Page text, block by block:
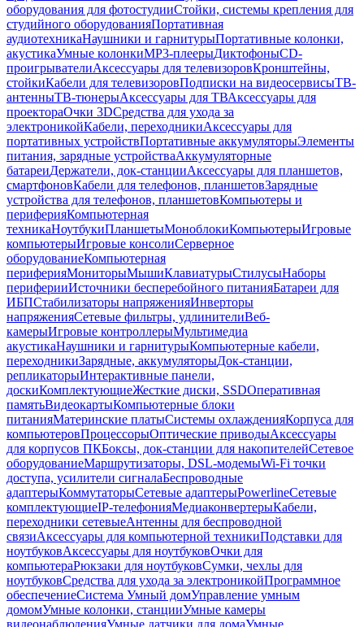
оборудования для фотостудииСтойки, системы крепления для
студийного оборудованияПортативная
аудиотехникаНаушники и гарнитурыПортативные колонки,
акустикаУмные колонкиMP3-плеерыДиктофоныCD-
проигрывателиАксессуары для телевизоровКронштейны,
стойкиКабели для телевизоровПодписки на видеосервисыТВ-
антенныТВ-тюнерыАксессуары для ТВАксессуары для
проектораОчки 3DСредства для ухода за
электроникойКабели, переходникиАксессуары для
портативных устройствПортативные аккумуляторыЭлементы
питания, зарядные устройстваАккумуляторные
батареиДержатели, док-станцииАксессуары для планшетов,
смартфоновКабели для телефонов, планшетовЗарядные
устройства для телефонов, планшетовКомпьютеры и
периферияКомпьютерная
техникаНоутбукиПланшетыМоноблокиКомпьютерыИгровые
компьютерыИгровые консолиСерверное
оборудованиеКомпьютерная
периферияМониторыМышиКлавиатурыСтилусыНаборы
периферииИсточники бесперебойного питанияБатареи для
ИБПСтабилизаторы напряженияИнверторы
напряженияСетевые фильтры, удлинителиВеб-
камерыИгровые контроллерыМультимедиа
акустикаНаушники и гарнитурыКомпьютерные кабели,
переходникиЗарядные, аккумуляторыДок-станции,
репликаторыИнтерактивные панели,
доскиКомплектующиеЖесткие диски, SSDОперативная
памятьВидеокартыКомпьютерные блоки
питанияМатеринские платыСистемы охлажденияКорпуса для
компьютеровПроцессорыОптические приводыАксессуары
для корпусов ПКБоксы, док-станции для накопителейСетевое
оборудованиеМаршрутизаторы, DSL-модемыWi-Fi точки
доступа, усилители сигналаБеспроводные
адаптерыКоммутаторыСетевые адаптерыPowerlineСетевые
комплектующиеIP-телефонияМедиаконвертерыКабели,
переходники сетевыеАнтенны для беспроводной
связиАксессуары для компьютерной техникиПодставки для
ноутбуковАксессуары для ноутбуковОчки для
компьютераРюкзаки для ноутбуковСумки, чехлы для
ноутбуковСредства для ухода за электроникойПрограммное
обеспечениеСистема Умный домУправление умным
домомУмные колонки, станцииУмные камеры
видеонаблюденияУмные датчики для домаУмные